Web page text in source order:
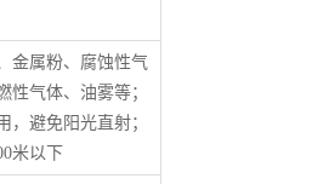
金属粉、腐蚀性气
性气体、油雾等；
，避免阳光直射；
米以下